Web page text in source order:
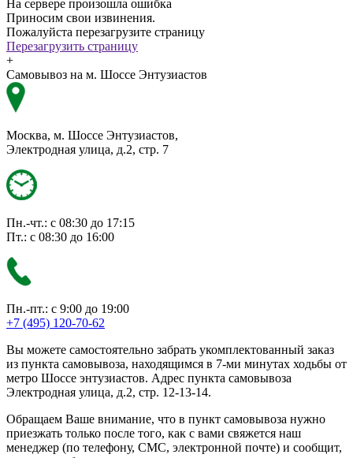
На сервере произошла ошибка
Приносим свои извинения.
Пожалуйста перезагрузите страницу
Перезагрузить страницу
+
Самовывоз на м. Шоссе Энтузиастов
Москва, м. Шоссе Энтузиастов,
Электродная улица, д.2, стр. 7
Пн.-чт.: с 08:30 до 17:15
Пт.: с 08:30 до 16:00
Пн.-пт.: с 9:00 до 19:00
+7 (495) 120-70-62
Вы можете самостоятельно забрать укомплектованный заказ
из пункта самовывоза, находящимся в 7-ми минутах ходьбы от
метро Шоссе энтузиастов. Адрес пункта самовывоза
Электродная улица, д.2, стр. 12-13-14.
Обращаем Ваше внимание, что в пункт самовывоза нужно
приезжать только после того, как с вами свяжется наш
менеджер (по телефону, СМС, электронной почте) и сообщит,